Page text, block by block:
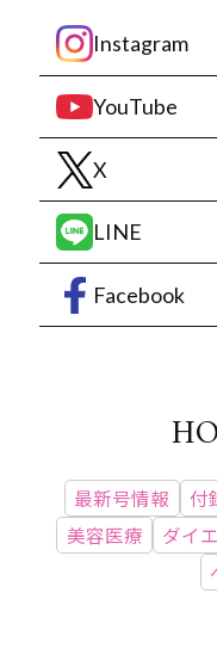
Instagram
YouTube
X
LINE
Facebook
最新号情報 付
美容医療
ダイ